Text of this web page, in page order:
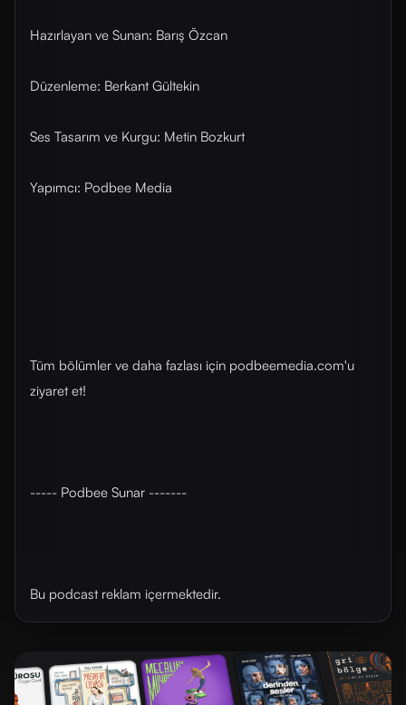
Hazırlayan ve Sunan: Barış Özcan
Düzenleme: Berkant Gültekin
Ses Tasarım ve Kurgu: Metin Bozkurt
Yapımcı: Podbee Media
Tüm bölümler ve daha fazlası için ⁠⁠podbeemedia.com⁠⁠'u
ziyaret et!
----- Podbee Sunar -------
Bu podcast reklam içermektedir.